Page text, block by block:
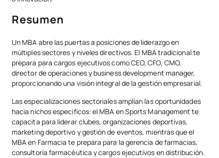
Resumen
Un MBA abre las puertas a posiciones de liderazgo en
múltiples sectores y niveles directivos. El MBA tradicional te
prepara para cargos ejecutivos como CEO, CFO, CMO,
director de operaciones y business development manager,
proporcionando una visión integral de la gestión empresarial.
Las especializaciones sectoriales amplían las oportunidades
hacia nichos específicos: el MBA en Sports Management te
capacita para liderar clubes, organizaciones deportivas,
marketing deportivo y gestión de eventos, mientras que el
MBA en Farmacia te prepara para la gerencia de farmacias,
consultoría farmacéutica y cargos ejecutivos en distribución.